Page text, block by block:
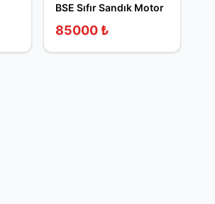
BSE Sıfır Sandık Motor
85000 ₺